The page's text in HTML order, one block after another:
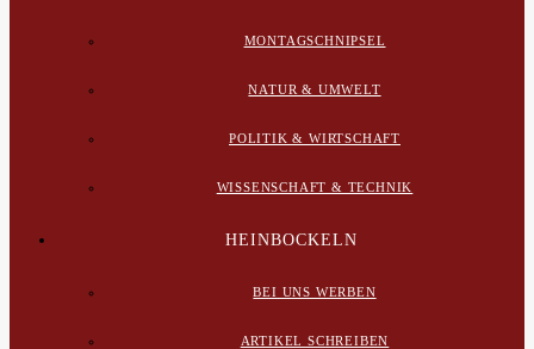
MONTAGSCHNIPSEL
NATUR & UMWELT
POLITIK & WIRTSCHAFT
WISSENSCHAFT & TECHNIK
HEINBOCKELN
BEI UNS WERBEN
ARTIKEL SCHREIBEN